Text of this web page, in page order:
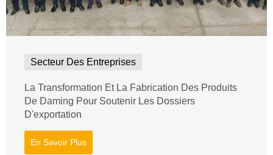
Secteur Des Entreprises
La Transformation Et La Fabrication Des Produits
De Daming Pour Soutenir Les Dossiers
D'exportation
En Savoir Plus